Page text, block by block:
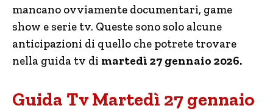
mancano ovviamente documentari, game
show e serie tv. Queste sono solo alcune
anticipazioni di quello che potrete trovare
nella guida tv di martedì 27 gennaio 2026.
Guida Tv Martedì 27 gennaio